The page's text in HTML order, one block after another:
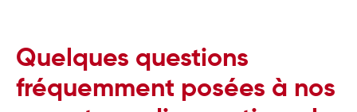
Quelques questions
fréquemment posées à nos